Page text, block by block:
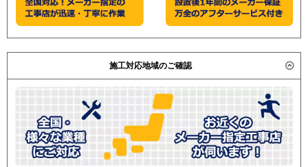
施工対応地域のご確認